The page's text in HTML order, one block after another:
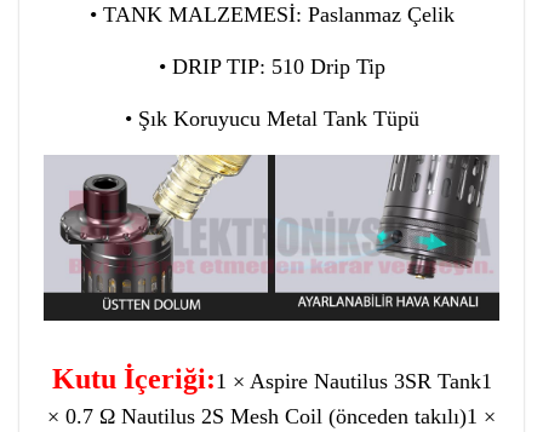
• TANK MALZEMESİ: Paslanmaz Çelik
• DRIP TIP: 510 Drip Tip
• Şık Koruyucu Metal Tank Tüpü
Kutu İçeriği:1 × Aspire Nautilus 3SR Tank1
× 0.7 Ω Nautilus 2S Mesh Coil (önceden takılı)1 ×